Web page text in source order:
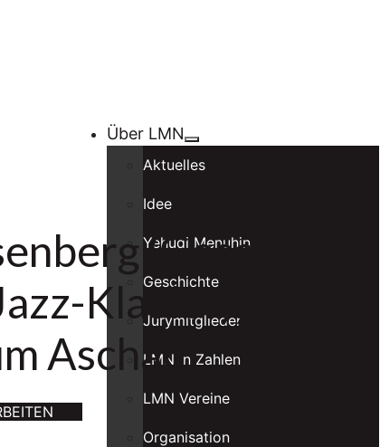
Über LMN
Aktuelles
Idee
Yehudi Menuhin
Geschichte
Jurymitglieder
LMN in Zahlen
LMN Vereine
Organisation
(Gesang
Klavier);
Aschau